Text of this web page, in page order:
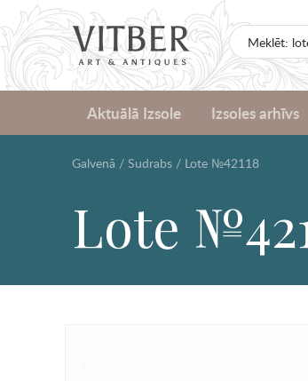
Aktuālā Izsole Izsoles arhīvs
Galvenā / Sudrabs / Lote №42118
Lote